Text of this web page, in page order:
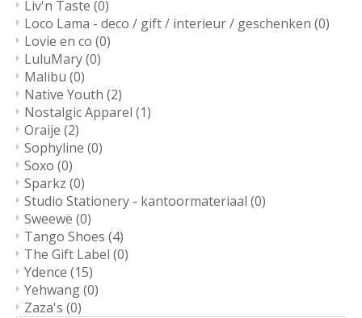
Liv'n Taste (0)
Loco Lama - deco / gift / interieur / geschenken (0)
Lovie en co (0)
LuluMary(0)
Malibu (0)
Native Youth (2)
Nostalgic Apparel (1)
Oraije (2)
Sophyline (0)
Soxo (0)
Sparkz (0)
Studio Stationery - kantoormateriaal (0)
Sweewë (0)
Tango Shoes (4)
The Gift Label (0)
Ydence (15)
Yehwang(0)
Zaza's (0)